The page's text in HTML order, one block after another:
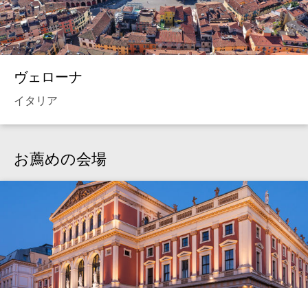
ヴェローナ
イタリア
お薦めの会場